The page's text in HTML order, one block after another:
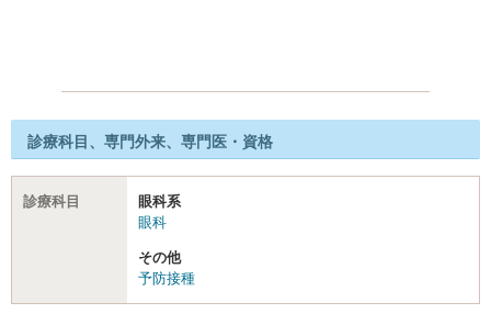
診療科目、専門外来、専門医・資格
診療科目
眼科系
眼科
その他
予防接種